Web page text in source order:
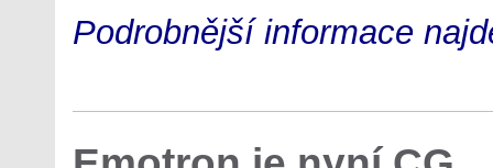
Podrobnější informace